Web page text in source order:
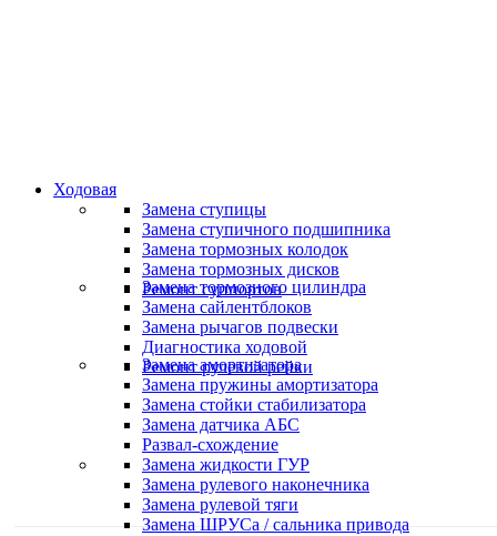
Ходовая
Замена ступицы
Замена ступичного подшипника
Замена тормозных колодок
Замена тормозных дисков
Ремонт суппортов
Замена тормозного цилиндра
Замена сайлентблоков
Замена рычагов подвески
Диагностика ходовой
Ремонт рулевой рейки
Замена амортизатора
Замена пружины амортизатора
Замена стойки стабилизатора
Замена датчика АБС
Развал-схождение
Замена жидкости ГУР
Замена рулевого наконечника
Замена рулевой тяги
Замена ШРУСа / сальника привода